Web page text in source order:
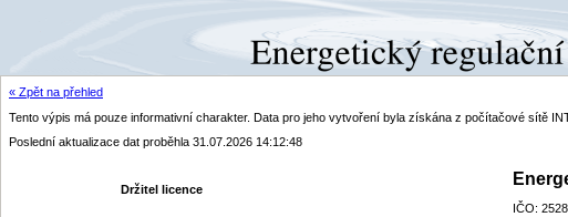
« Zpět na přehled
Tento výpis má pouze informativní charakter. Data pro jeho vytvoření byla získána z počítačové sítě
Poslední aktualizace dat proběhla 31.07.2026 14:12:48
Držitel licence
IČO: